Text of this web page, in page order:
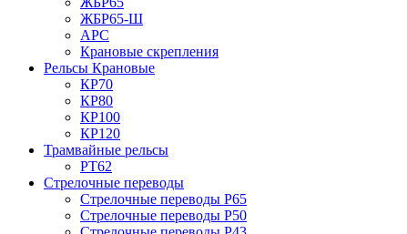
ЖБР65-Ш
АРС
Крановые скрепления
Рельсы Крановые
КР70
КР80
КР100
КР120
Трамвайные рельсы
РТ62
Стрелочные переводы
Стрелочные переводы Р65
Стрелочные переводы Р50